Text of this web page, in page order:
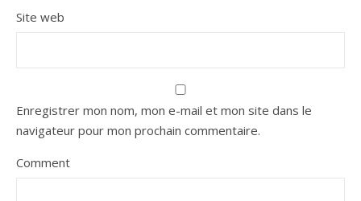
Site web
Enregistrer mon nom, mon e-mail et mon site dans le
navigateur pour mon prochain commentaire.
Comment